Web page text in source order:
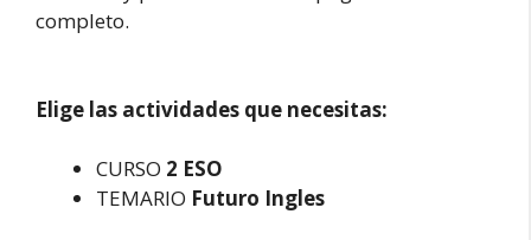
completo.
Elige las actividades que necesitas:
CURSO 2 ESO
TEMARIO Futuro Ingles